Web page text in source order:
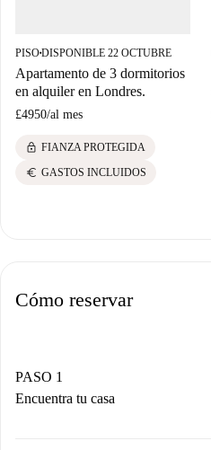
PISO■DISPONIBLE 22 OCTUBRE
Apartamento de 3 dormitorios
en alquiler en Londres.
£4950/al mes
lock FIANZA PROTEGIDA
euro GASTOS INCLUIDOS
Cómo reservar
PASO 1
Encuentra tu casa